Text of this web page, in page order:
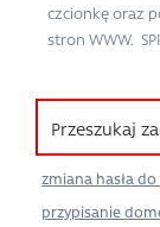
czcionkę oraz
stron WWW.
zmiana hasła
przypisanie